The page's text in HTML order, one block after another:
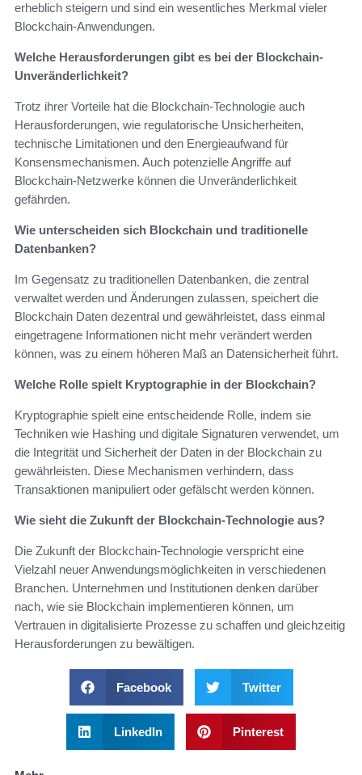
erheblich steigern und sind ein wesentliches Merkmal vieler
Blockchain-Anwendungen.
Welche Herausforderungen gibt es bei der Blockchain-
Unveränderlichkeit?
Trotz ihrer Vorteile hat die Blockchain-Technologie auch
Herausforderungen, wie regulatorische Unsicherheiten,
technische Limitationen und den Energieaufwand für
Konsensmechanismen. Auch potenzielle Angriffe auf
Blockchain-Netzwerke können die Unveränderlichkeit
gefährden.
Wie unterscheiden sich Blockchain und traditionelle
Datenbanken?
Im Gegensatz zu traditionellen Datenbanken, die zentral
verwaltet werden und Änderungen zulassen, speichert die
Blockchain Daten dezentral und gewährleistet, dass einmal
eingetragene Informationen nicht mehr verändert werden
können, was zu einem höheren Maß an Datensicherheit führt.
Welche Rolle spielt Kryptographie in der Blockchain?
Kryptographie spielt eine entscheidende Rolle, indem sie
Techniken wie Hashing und digitale Signaturen verwendet, um
die Integrität und Sicherheit der Daten in der Blockchain zu
gewährleisten. Diese Mechanismen verhindern, dass
Transaktionen manipuliert oder gefälscht werden können.
Wie sieht die Zukunft der Blockchain-Technologie aus?
Die Zukunft der Blockchain-Technologie verspricht eine
Vielzahl neuer Anwendungsmöglichkeiten in verschiedenen
Branchen. Unternehmen und Institutionen denken darüber
nach, wie sie Blockchain implementieren können, um
Vertrauen in digitalisierte Prozesse zu schaffen und gleichzeitig
Herausforderungen zu bewältigen.
Facebook Twitter
LinkedIn Pinterest